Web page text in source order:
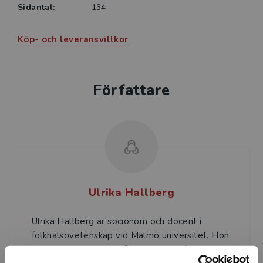
Sidantal:
134
Köp- och leveransvillkor
Författare
Ulrika Hallberg
Ulrika Hallberg är socionom och docent i
folkhälsovetenskap vid Malmö universitet. Hon
var tidigare anställd på bland annat före detta